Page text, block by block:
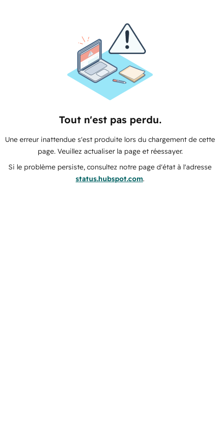
Tout n'est pas perdu.
Une erreur inattendue s'est produite lors du chargement de cette
page. Veuillez actualiser la page et réessayer.
Si le problème persiste, consultez notre page d'état à l'adresse
status.hubspot.com.